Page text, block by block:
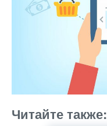
Читайте также: